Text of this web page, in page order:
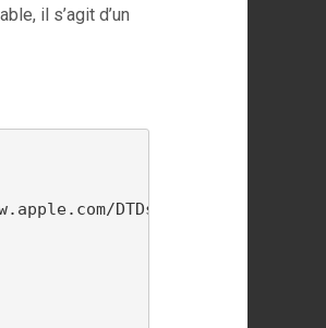
il s’agit d’un
DTDs/PropertyList-